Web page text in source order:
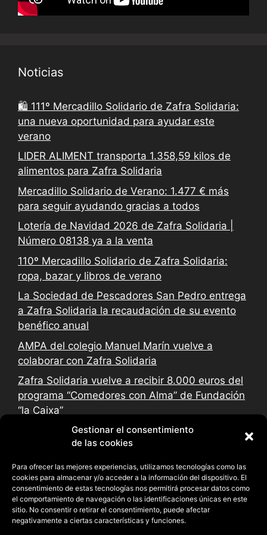
Gestionar el consentimiento
de las cookies
Para ofrecer las mejores experiencias, utilizamos tecnologías como las
cookies para almacenar y/o acceder a la información del dispositivo. El
consentimiento de estas tecnologías nos permitirá procesar datos como
el comportamiento de navegación o las identificaciones únicas en este
sitio. No consentir o retirar el consentimiento, puede afectar
negativamente a ciertas características y funciones.
Noticias
🛍️ 111º Mercadillo Solidario de Zafra Solidaria:
una nueva oportunidad para ayudar este
verano
LIDER ALIMENT transporta 1.358,59 kilos de
alimentos para Zafra Solidaria
Mercadillo Solidario de Verano: 1.477 € más
para seguir ayudando gracias a todos
Lotería de Navidad 2026 de Zafra Solidaria |
Número 08138 ya a la venta
110º Mercadillo Solidario de Zafra Solidaria:
ropa, bazar y libros de verano
La Sociedad de Pescadores San Pedro entrega
a Zafra Solidaria la recaudación de su evento
benéfico anual
AMPA del colegio Manuel Marín vuelve a
colaborar con Zafra Solidaria
Zafra Solidaria vuelve a recibir 8.000 euros del
programa “Comedores con Alma” de Fundación
“la Caixa”